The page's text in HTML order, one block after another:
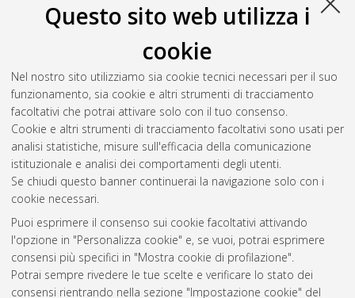
Questo sito web utilizza i
cookie
Nel nostro sito utilizziamo sia cookie tecnici necessari per il suo
funzionamento, sia cookie e altri strumenti di tracciamento
facoltativi che potrai attivare solo con il tuo consenso.
Cookie e altri strumenti di tracciamento facoltativi sono usati per
analisi statistiche, misure sull'efficacia della comunicazione
istituzionale e analisi dei comportamenti degli utenti.
Se chiudi questo banner continuerai la navigazione solo con i
cookie necessari.
Puoi esprimere il consenso sui cookie facoltativi attivando
l'opzione in "Personalizza cookie" e, se vuoi, potrai esprimere
consensi più specifici in "Mostra cookie di profilazione".
Potrai sempre rivedere le tue scelte e verificare lo stato dei
consensi rientrando nella sezione "Impostazione cookie" del
matematici della macchina Enigma. [Laurea], Università di
Bologna, Corso di Studio inInformatica [L-DM270]
Zuccato, Diego (2019)Progettazione e realizzazione di un
portale multi-Ente.[Laurea], Università di Bologna, Corso di
Studio inInformatica [L-DM270]
Questa lista e' stata generata ilFri Aug 7 20:37:13 2026 CEST
Atom
Rss 1.0
Rss 2.0